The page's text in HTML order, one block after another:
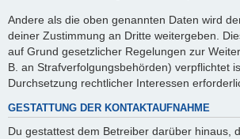
Andere als die oben genannten Daten wird
deiner Zustimmung an Dritte weitergeben.
auf Grund gesetzlicher Regelungen zur
B. an Strafverfolgungsbehörden) verpflichtet
Durchsetzung rechtlicher Interessen
GESTATTUNG DER KONTAKTAUFNAHME
Du gestattest dem Betreiber darüber hinaus,